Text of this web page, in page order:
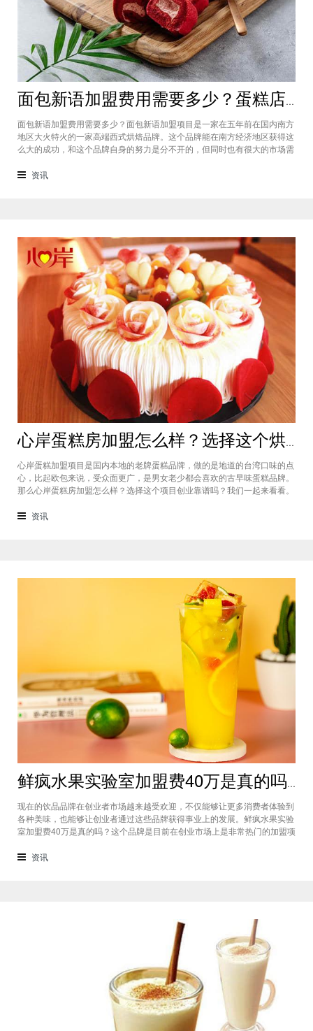
面包新语加盟费用需要多少？蛋糕店加盟费用太高了吗？
面包新语加盟费用需要多少？面包新语加盟项目是一家在五年前在国内南方
地区大火特火的一家高端西式烘焙品牌。这个品牌能在南方经济地区获得这
么大的成功，和这个品牌自身的努力是分不开的，但同时也有很大的市场需
在国内市场上的首先一家传统地道且正宗的西式烘焙品牌，这对于很多国内
资讯
心岸蛋糕房加盟怎么样？选择这个烘焙品牌创业靠谱吗
心岸蛋糕加盟项目是国内本地的老牌蛋糕品牌，做的是地道的台湾口味的点
心，比起欧包来说，受众面更广，是男女老少都会喜欢的古早味蛋糕品牌。
那么心岸蛋糕房加盟怎么样？选择这个项目创业靠谱吗？我们一起来看看。
要不就是流行可颂，怎么还会有加盟商去加盟传统烘焙店呢？这您就有所不
资讯
鲜疯水果实验室加盟费40万是真的吗？根本没有传言中那么多！
现在的饮品品牌在创业者市场越来越受欢迎，不仅能够让更多消费者体验到
各种美味，也能够让创业者通过这些品牌获得事业上的发展。鲜疯水果实验
室加盟费40万是真的吗？这个品牌是目前在创业市场上是非常热门的加盟项
比较好的印象，比较低廉的鲜疯水果实验室加盟用也成为了众多创业者青睐
资讯